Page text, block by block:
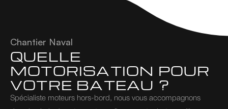
Chantier Naval
QUELLE
MOTORISATION POUR
VOTRE BATEAU ?
Spécialiste moteurs hors-bord, nous vous accompagnons